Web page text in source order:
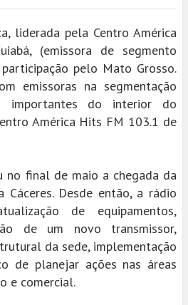
liderada pela Centro América
(emissora de segmento
pelo Mato Grosso.
emissoras na segmentação
importantes do interior do
América Hits FM 103.1 de
no final de maio a chegada da
Cáceres. Desde então, a rádio
de equipamentos,
de um novo transmissor,
da sede, implementação
de planejar ações nas áreas
e comercial.